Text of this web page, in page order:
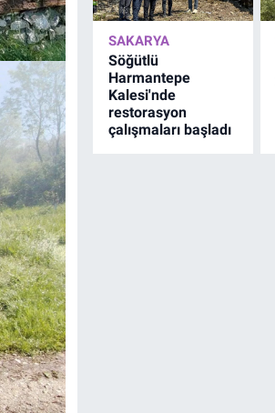
SAKARYA
Söğütlü
Harmantepe
Kalesi'nde
restorasyon
çalışmaları başladı